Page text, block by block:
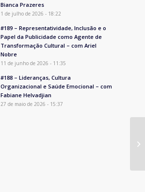
Bianca Prazeres
1 de julho de 2026 - 18:22
#189 – Representatividade, Inclusão e o
Papel da Publicidade como Agente de
Transformação Cultural – com Ariel
Nobre
11 de junho de 2026 - 11:35
#188 – Lideranças, Cultura
Organizacional e Saúde Emocional – com
Fabiane Helvadjian
27 de maio de 2026 - 15:37